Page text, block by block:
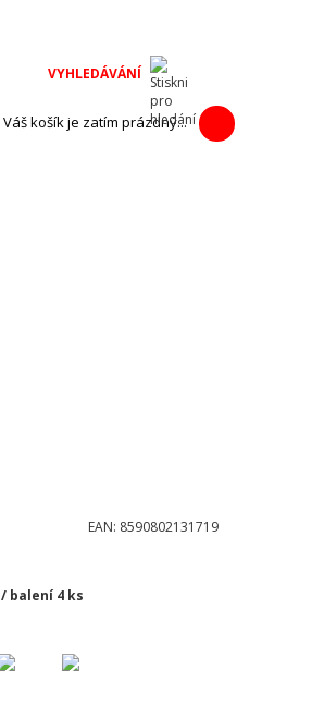
Váš košík je zatím prázdný...
EAN: 8590802131719
/ balení 4 ks